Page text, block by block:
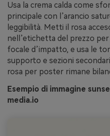
Usa la crema calda come
principale con l’arancio
leggibilità. Metti il rosa
nell’etichetta del prezzo
focale d’impatto, e usa le
supporto e sezioni
rosa per poster rimane
Esempio di immagine
media.io